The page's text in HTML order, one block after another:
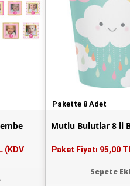
(KDV
Pakette 8 Adet
Mutlu Bulutlar 8 li
Paket Fiyatı 95,00
Sepete